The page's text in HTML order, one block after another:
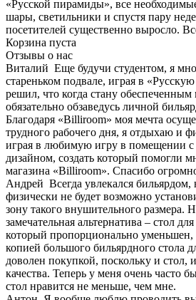
«Русской пирамиды», все
шары, светильники и спустя пару
посетителей существенно выросло.
Корзина пуста
Отзывы о нас
Виталий Еще будучи студентом, я
стареньком подвале, играя в
решил, что когда стану
обязательно обзаведусь личной
Благодаря «Billiroom» моя мечта
трудного рабочего дня, я отдыхаю и
играя в любимую игру в помещении с
дизайном, создать который помогли
магазина «Billiroom». Спасибо
Андрей Всегда увлекался
физически не будет возможно
зону такого внушительного размера.
замечательная альтернатива – стол
который пропорционально уменьшен,
копией большого бильярдного стола
доволен покупкой, поскольку и стол,
качества. Теперь у меня очень часто
стол нравится не меньше, чем мне.